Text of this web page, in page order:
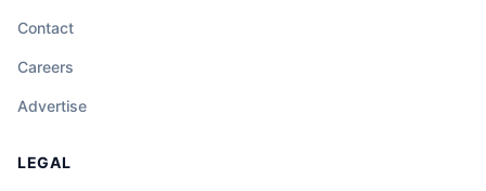
Contact
Careers
Advertise
LEGAL